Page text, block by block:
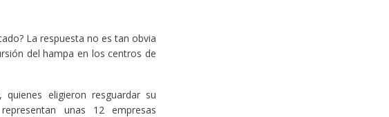
La respuesta no es tan obvia
del hampa en los centros de
eligieron resguardar su
unas 12 empresas